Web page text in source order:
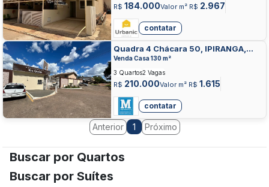
R$ 184.000Valor m² R$ 2.967
contatar
Quadra 4 Chácara 50, IPIRANGA,
VALPARAISO DE GOIAS
Venda Casa 130 m²
R$ 210.000Valor m² R$ 1.615
3 Quartos2 Vagas
contatar
Anterior 1 Próximo
Buscar por Quartos
Buscar por Suítes